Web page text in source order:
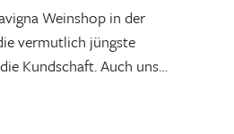
Weinshop in der
vermutlich jüngste
Kundschaft. Auch uns